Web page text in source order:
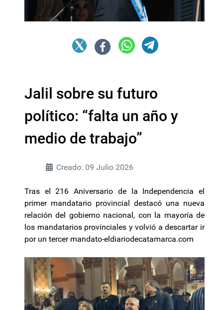
Jalil sobre su futuro
político: “falta un año y
medio de trabajo”
Creado: 09 Julio 2026
Tras el 216 Aniversario de la Independencia el
primer mandatario provincial destacó una nueva
relación del gobierno nacional, con la mayoría de
los mandatarios provinciales y volvió a descartar ir
por un tercer mandato-eldiariodecatamarca.com